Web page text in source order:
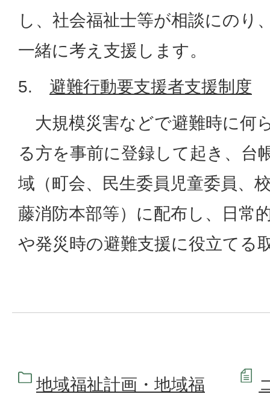
し、社会福祉士等が相談にのり
一緒に考え支援します。
5. 避難行動要支援者支援制度
大規模災害などで避難時に何
る方を事前に登録して起き、台
域（町会、民生委員児童委員、
藤消防本部等）に配布し、日常
や発災時の避難支援に役立てる
地域福祉計画・地域福